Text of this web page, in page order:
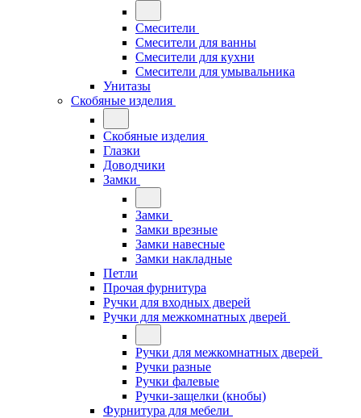
Смесители
Смесители для ванны
Смесители для кухни
Смесители для умывальника
Унитазы
Скобяные изделия
Скобяные изделия
Глазки
Доводчики
Замки
Замки
Замки врезные
Замки навесные
Замки накладные
Петли
Прочая фурнитура
Ручки для входных дверей
Ручки для межкомнатных дверей
Ручки для межкомнатных дверей
Ручки разные
Ручки фалевые
Ручки-защелки (кнобы)
Фурнитура для мебели